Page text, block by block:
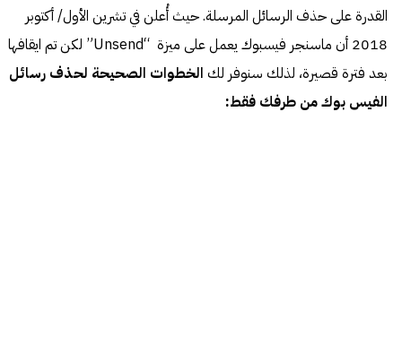
القدرة على حذف الرسائل المرسلة. حيث أُعلن في تشرين الأول/ أكتوبر
2018 أن ماسنجر فيسبوك يعمل على ميزة “Unsend” لكن تم ايقافها
بعد فترة قصيرة، لذلك سنوفر لك الخطوات الصحيحة لحذف رسائل
الفيس بوك من طرفك فقط: